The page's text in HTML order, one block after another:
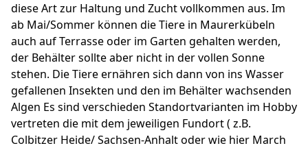
diese Art zur Haltung und Zucht vollkommen aus. Im
ab Mai/Sommer können die Tiere in Maurerkübeln
auch auf Terrasse oder im Garten gehalten werden,
der Behälter sollte aber nicht in der vollen Sonne
stehen. Die Tiere ernähren sich dann von ins Wasser
gefallenen Insekten und den im Behälter wachsenden
Algen Es sind verschieden Standortvarianten im Hobby
vertreten die mit dem jeweiligen Fundort ( z.B.
Colbitzer Heide/ Sachsen-Anhalt oder wie hier March